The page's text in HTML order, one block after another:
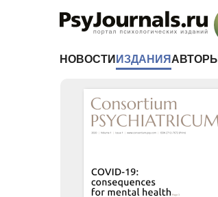
НОВОСТИ ИЗДАНИЯ АВТОРЫ